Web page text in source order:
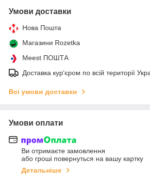
Умови доставки
Нова Пошта
Магазини Rozetka
Meest ПОШТА
Доставка кур'єром по всій території
Всі умови доставки
Умови оплати
Ви отримаєте замовлення
або гроші повернуться на вашу картку
Детальніше